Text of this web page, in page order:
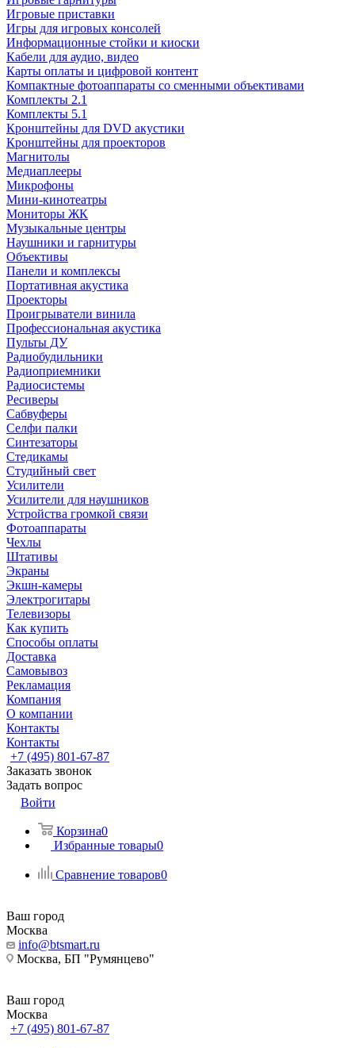
Игровые приставки
Игры для игровых консолей
Информационные стойки и киоски
Кабели для аудио, видео
Карты оплаты и цифровой контент
Компактные фотоаппараты со сменными объективами
Комплекты 2.1
Комплекты 5.1
Кронштейны для DVD акустики
Кронштейны для проекторов
Магнитолы
Медиаплееры
Микрофоны
Мини-кинотеатры
Мониторы ЖК
Музыкальные центры
Наушники и гарнитуры
Объективы
Панели и комплексы
Портативная акустика
Проекторы
Проигрыватели винила
Профессиональная акустика
Пульты ДУ
Радиобудильники
Радиоприемники
Радиосистемы
Ресиверы
Сабвуферы
Селфи палки
Синтезаторы
Стедикамы
Студийный свет
Усилители
Усилители для наушников
Устройства громкой связи
Фотоаппараты
Чехлы
Штативы
Экраны
Экшн-камеры
Электрогитары
Телевизоры
Как купить
Способы оплаты
Доставка
Самовывоз
Рекламация
Компания
О компании
Контакты
Контакты
+7 (495) 801-67-87
Заказать звонок
Задать вопрос
Войти
Корзина0
Избранные товары0
Сравнение товаров0
Ваш город
Москва
info@btsmart.ru
Москва, БП "Румянцево"
Ваш город
Москва
+7 (495) 801-67-87